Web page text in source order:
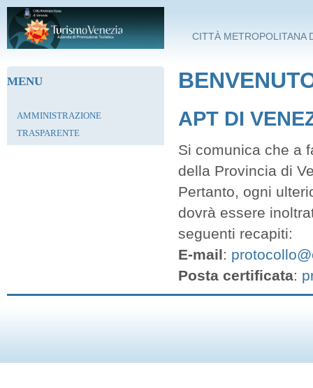
Salta al contenuto principale
CITTÀ METROPOLITANA
MENU
AMMINISTRAZIONE
TRASPARENTE
APT DI
Si comunica che a
della Provincia di
Pertanto, ogni
dovrà essere
seguenti recapiti:
E-mail:
Posta certificata: